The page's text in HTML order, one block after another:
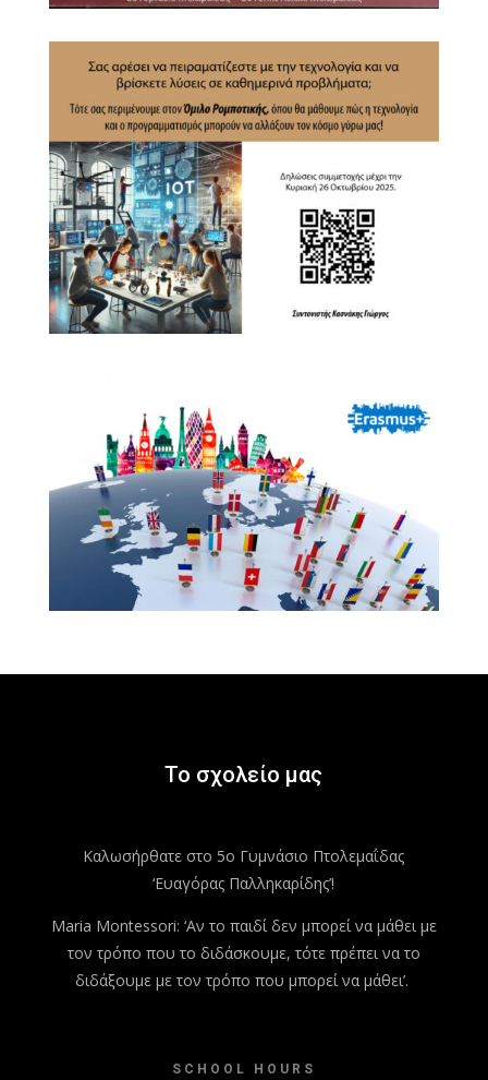
Το σχολείο μας
Καλωσήρθατε στο 5ο Γυμνάσιο Πτολεμαΐδας
‘Ευαγόρας Παλληκαρίδης’!
Maria Montessori: ‘Αν το παιδί δεν μπορεί να μάθει με
τον τρόπο που το διδάσκουμε, τότε πρέπει να το
διδάξουμε με τον τρόπο που μπορεί να μάθει’.
SCHOOL HOURS